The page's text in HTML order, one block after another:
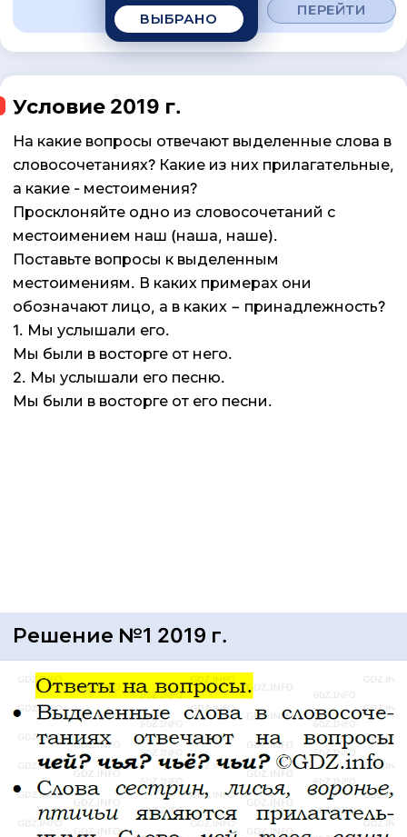
ВЫБРАНО
ПЕРЕЙТИ
Условие 2019 г.
На какие вопросы отвечают выделенные слова в
словосочетаниях? Какие из них прилагательные,
а какие - местоимения?
Просклоняйте одно из словосочетаний с
местоимением наш (наша, наше).
Поставьте вопросы к выделенным
местоимениям. В каких примерах они
обозначают лицо, а в каких − принадлежность?
1. Мы услышали его.
Мы были в восторге от него.
2. Мы услышали его песню.
Мы были в восторге от его песни.
Решение №1 2019 г.